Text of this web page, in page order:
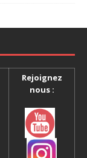
Rejoignez
nous :